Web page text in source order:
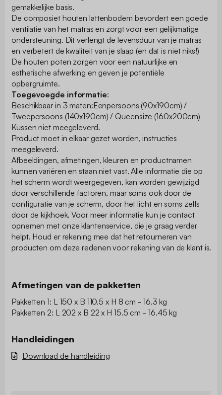
gemakkelijke basis.
De composiet houten lattenbodem bevordert een goede
ventilatie van het matras en zorgt voor een gelijkmatige
ondersteuning. Dit verlengt de levensduur van je matras
en verbetert de kwaliteit van je slaap (en dat is niet niks!)
De houten poten zorgen voor een natuurlijke en
esthetische afwerking en geven je potentiële
opbergruimte.
Toegevoegde informatie:
Beschikbaar in 3 maten:Eenpersoons (90x190cm) /
Tweepersoons (140x190cm) / Queensize (160x200cm)
Kussen niet meegeleverd.
Product moet in elkaar gezet worden, instructies
meegeleverd.
Afbeeldingen, afmetingen, kleuren en productnamen
kunnen variëren en staan niet vast. Alle informatie die op
het scherm wordt weergegeven, kan worden gewijzigd
door verschillende factoren, maar soms ook door de
configuratie van je scherm, door het licht en soms zelfs
door de kijkhoek. Voor meer informatie kun je contact
opnemen met onze klantenservice, die je graag verder
helpt. Houd er rekening mee dat het retourneren van
producten om deze redenen voor rekening van de klant is.
Afmetingen van de pakketten
Pakketten 1: L 150 x B 110.5 x H 8 cm - 16.3 kg
Pakketten 2: L 202 x B 22 x H 15.5 cm - 16.45 kg
Handleidingen
Download de handleiding